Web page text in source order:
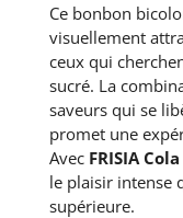
Ce bonbon
visuellement
ceux qui
sucré. La
saveurs qui se
promet une
Avec FRISIA
le plaisir intense
supérieure.